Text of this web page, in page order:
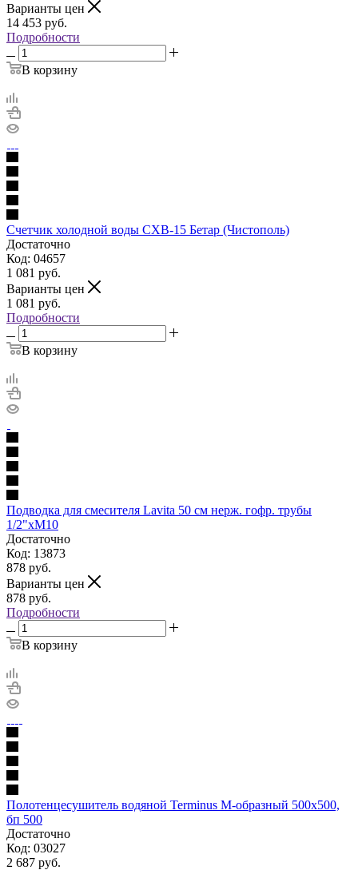
Варианты цен
14 453 руб.
Подробности
В корзину
Счетчик холодной воды СХВ-15 Бетар (Чистополь)
Достаточно
Код: 04657
1 081 руб.
Варианты цен
1 081 руб.
Подробности
В корзину
Подводка для смесителя Lavita 50 см нерж. гофр. трубы
1/2"xМ10
Достаточно
Код: 13873
878 руб.
Варианты цен
878 руб.
Подробности
В корзину
Полотенцесушитель водяной Terminus М-образный 500х500,
бп 500
Достаточно
Код: 03027
2 687 руб.